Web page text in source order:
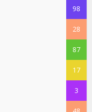
98
28
87
17
3